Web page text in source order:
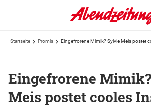
Startseite Promis Eingefrorene Mimik? Sylvie Meis postet
Eingefrorene
Meis postet cooles